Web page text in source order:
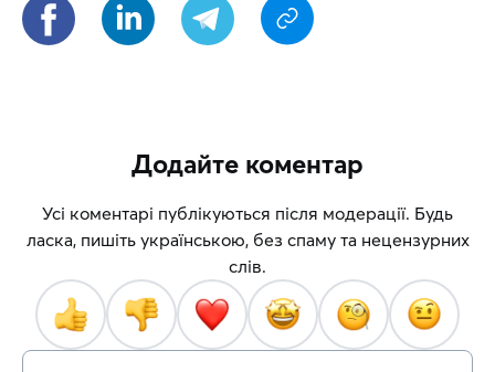
Додайте коментар
Усі коментарі публікуються після модерації. Будь
ласка, пишіть українською, без спаму та нецензурних
слів.